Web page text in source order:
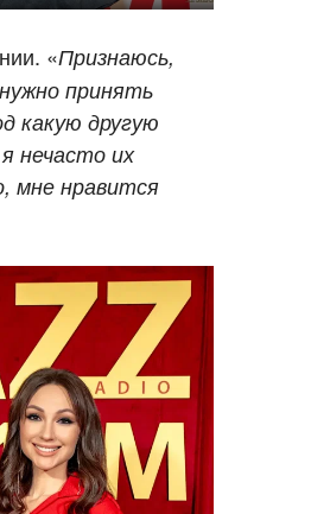
«Признаюсь,
принять
какую другую
нечасто их
мне нравится